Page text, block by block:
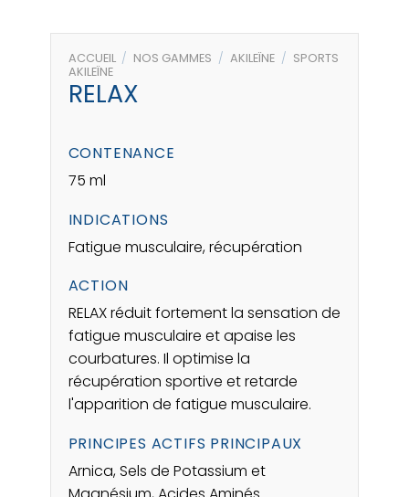
ACCUEIL / NOS GAMMES / AKILEÏNE / SPORTS
AKILEÏNE
RELAX
CONTENANCE
75 ml
INDICATIONS
Fatigue musculaire, récupération
ACTION
RELAX réduit fortement la sensation de
fatigue musculaire et apaise les
courbatures. Il optimise la
récupération sportive et retarde
l'apparition de fatigue musculaire.
PRINCIPES ACTIFS PRINCIPAUX
Arnica, Sels de Potassium et